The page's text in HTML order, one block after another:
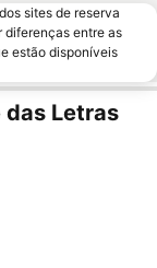
sites de reserva
diferenças entre as
estão disponíveis
das Letras